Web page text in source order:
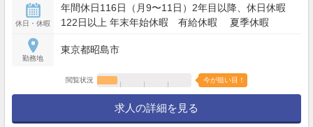
休日・休暇
年間休日116日（月9〜11日）2年目以降、休日休暇
122日以上 年末年始休暇 有給休暇 夏季休暇
勤務地
東京都昭島市
閲覧状況 今が狙い目！
求人の詳細を見る